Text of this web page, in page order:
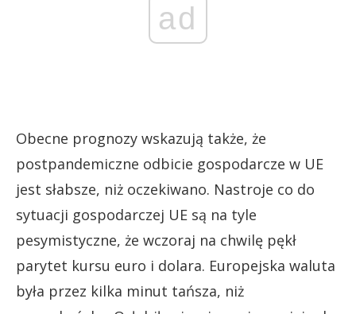
ad
Obecne prognozy wskazują także, że
postpandemiczne odbicie gospodarcze w UE
jest słabsze, niż oczekiwano. Nastroje co do
sytuacji gospodarczej UE są na tyle
pesymistyczne, że wczoraj na chwilę pękł
parytet kursu euro i dolara. Europejska waluta
była przez kilka minut tańsza, niż